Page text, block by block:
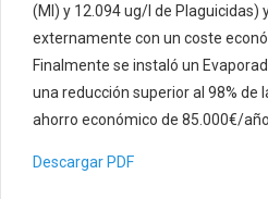
(MI) y 12.094 ug/l de Plaguicidas)
externamente con un coste
Finalmente se instaló un
una reducción superior al 98% de
ahorro económico de 85.000€/año.
Descargar PDF